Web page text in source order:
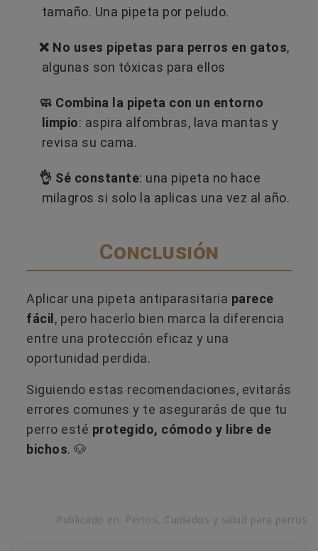
tamaño. Una pipeta por peludo.
❌ No uses pipetas para perros en gatos,
algunas son tóxicas para ellos
🧼 Combina la pipeta con un entorno
limpio: aspira alfombras, lava mantas y
revisa su cama.
👌 Sé constante: una pipeta no hace
milagros si solo la aplicas una vez al año.
Conclusión
Aplicar una pipeta antiparasitaria parece
fácil, pero hacerlo bien marca la diferencia
entre una protección eficaz y una
oportunidad perdida.
Siguiendo estas recomendaciones, evitarás
errores comunes y te asegurarás de que tu
perro esté protegido, cómodo y libre de
bichos. 🐶
Publicado en: Perros, Cuidados y salud para perros